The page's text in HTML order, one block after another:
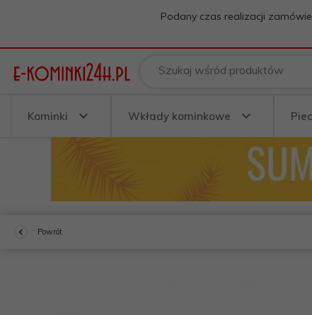
Podany czas realizacji
Szukaj wśród produktów
Kominki Wkłady kominkowe
Powrót